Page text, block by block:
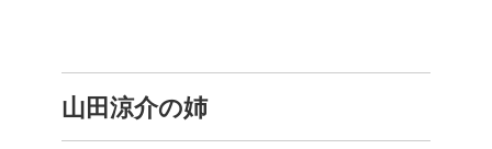
山田涼介の姉